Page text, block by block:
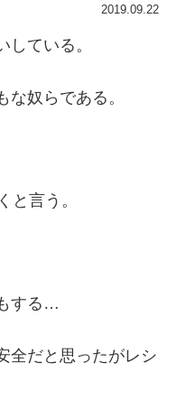
2019.09.22
ている。
奴らである。
と言う。
する…
全だと思ったがレシ